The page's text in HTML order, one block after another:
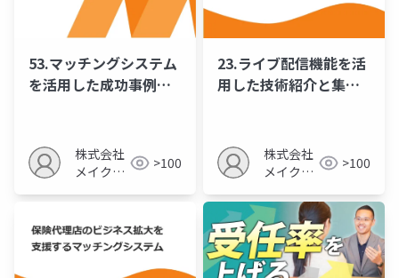
53.マッチングシステム
を活用した成功事例の
株式会社
メイクア
>100
23.ライブ配信機能を活
用した技術紹介と集客
株式会社
メイクア
>100